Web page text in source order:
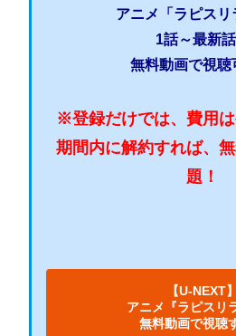
アニメ「ラピスリ
1話～最新
無料動画で視聴
※登録だけでは、費用は
期間内に解約すれば、
題！
【U-NEXT】
アニメ『ラピスリ
無料動画で視聴